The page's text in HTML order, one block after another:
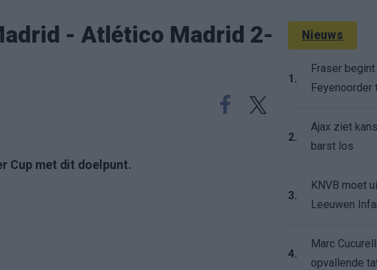
- Atlético Madrid 2-
Cup met dit doelpunt.
Nieuws
1.
Fraser
Feyenoorder
2.
Ajax ziet
barst los
3.
KNVB moet
Leeuwen
4.
Marc
opvallende